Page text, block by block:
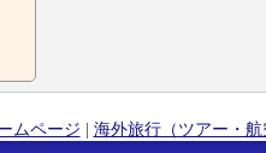
ムページ | 海外旅行（ツアー・航